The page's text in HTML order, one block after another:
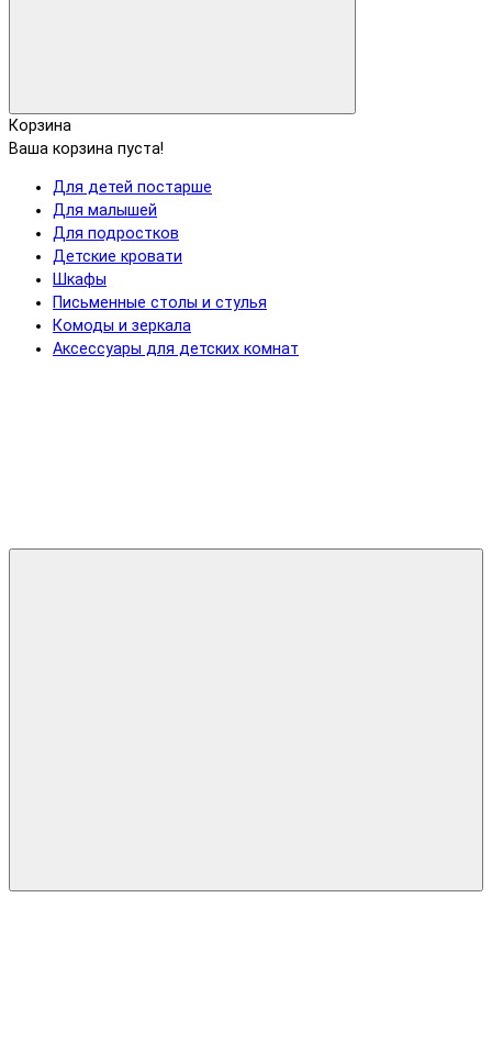
Корзина
Ваша корзина пуста!
Для детей постарше
Для малышей
Для подростков
Детские кровати
Шкафы
Письменные столы и стулья
Комоды и зеркала
Аксессуары для детских комнат